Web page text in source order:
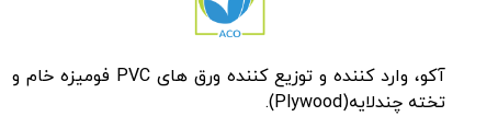
آکو، وارد کننده و توزیع کننده ورق های PVC فومیزه خام و
تخته چندلایه(Plywood).